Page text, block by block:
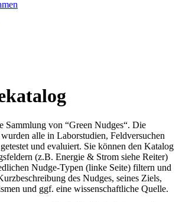
Sammlung von “Green Nudges“. Die
alle in Laborstudien, Feldversuchen
und evaluiert. Sie können den Katalog
(z.B. Energie & Strom siehe Reiter)
Nudge-Typen (linke Seite) filtern und
des Nudges, seines Ziels,
und ggf. eine wissenschaftliche Quelle.